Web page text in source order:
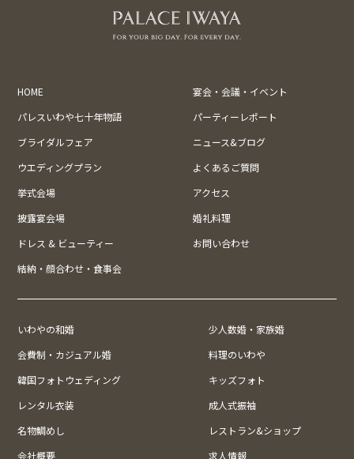
HOME
宴会・会議・イベント
パレスいわや七十年物語
パーティーレポート
ブライダルフェア
ニュース&ブログ
ウエディングプラン
よくあるご質問
挙式会場
アクセス
披露宴会場
婚礼料理
ドレス & ビューティー
お問い合わせ
結納・顔合わせ・食事会
いわやの和婚
少人数婚・家族婚
会費制・カジュアル婚
料理のいわや
韓国フォトウェディング
キッズフォト
レンタル衣装
成人式振袖
名物鯛めし
レストラン&ショップ
会社概要
求人情報